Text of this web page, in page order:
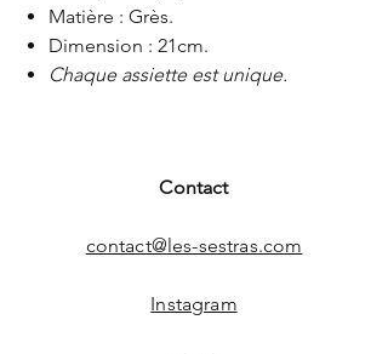
Matière : Grès.
Dimension : 21cm.
Chaque assiette est unique.
Contact
contact@les-sestras.com
Instagram